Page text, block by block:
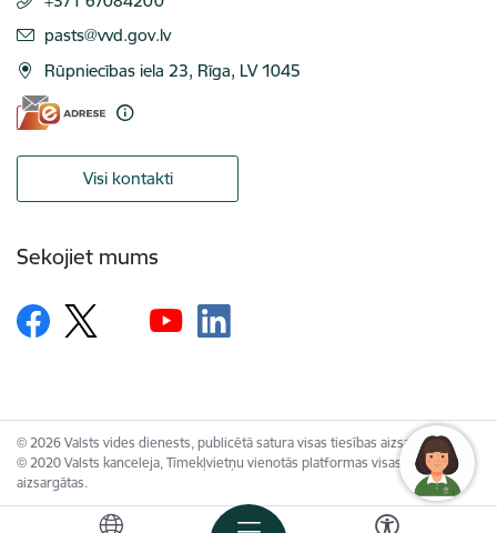
E-pasts:
pasts@vvd.gov.lv
Rūpniecības iela 23, Rīga, LV 1045
Visi kontakti
Sekojiet mums
© 2026 Valsts vides dienests, publicētā satura visas tiesības aizsargātas.
© 2020 Valsts kanceleja, Tīmekļvietņu vienotās platformas visas tiesības
aizsargātas.